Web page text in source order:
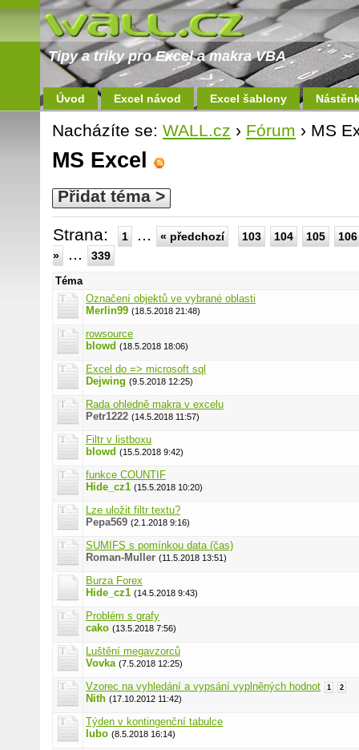
Tipy a triky pro Excel a makra VBA
Úvod Excel návod Excel šablony
Nacházíte se: WALL.cz › Fórum › MS
MS Excel
Přidat téma >
Strana: 1 ... « předchozí 103 104 105
106
»
... 339
Téma
Označení objektů ve vybrané oblasti
Merlin99 (18.5.2018 21:48)
rowsource
blowd (18.5.2018 18:06)
Excel do => microsoft sql
Dejwing (9.5.2018 12:25)
Rada ohledně makra v excelu
Petr1222 (14.5.2018 11:57)
Filtr v listboxu
blowd (15.5.2018 9:42)
funkce COUNTIF
Hide_cz1 (15.5.2018 10:20)
Lze uložit filtr textu?
Pepa569 (2.1.2018 9:16)
SUMIFS s pomínkou data (čas)
Roman-Muller (11.5.2018 13:51)
Burza Forex
Hide_cz1 (14.5.2018 9:43)
Problém s grafy
cako (13.5.2018 7:56)
Luštění megavzorců
Vovka (7.5.2018 12:25)
Vzorec na vyhledání a vypsání vyplněných hodnot 1 2
Nith (17.10.2012 11:42)
Týden v kontingenční tabulce
lubo (8.5.2018 16:14)